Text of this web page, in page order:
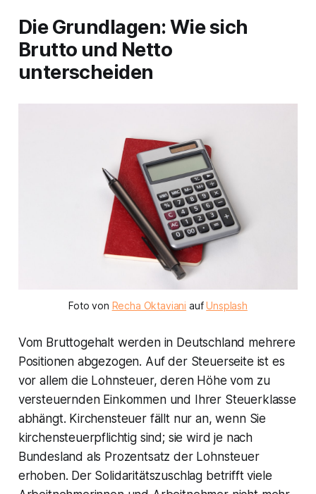
Die Grundlagen: Wie sich
Brutto und Netto
unterscheiden
Foto von Recha Oktaviani aufUnsplash
Vom Bruttogehalt werden in Deutschland mehrere
Positionen abgezogen. Auf der Steuerseite ist es
vor allem die Lohnsteuer, deren Höhe vom zu
versteuernden Einkommen und Ihrer Steuerklasse
abhängt. Kirchensteuer fällt nur an, wenn Sie
kirchensteuerpflichtig sind; sie wird je nach
Bundesland als Prozentsatz der Lohnsteuer
erhoben. Der Solidaritätszuschlag betrifft viele